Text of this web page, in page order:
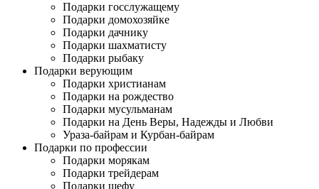
Подарки госслужащему
Подарки домохозяйке
Подарки дачнику
Подарки шахматисту
Подарки рыбаку
Подарки верующим
Подарки христианам
Подарки на рождество
Подарки мусульманам
Подарки на День Веры, Надежды и Любви
Ураза-байрам и Курбан-байрам
Подарки по профессии
Подарки морякам
Подарки трейдерам
Подарки шефу